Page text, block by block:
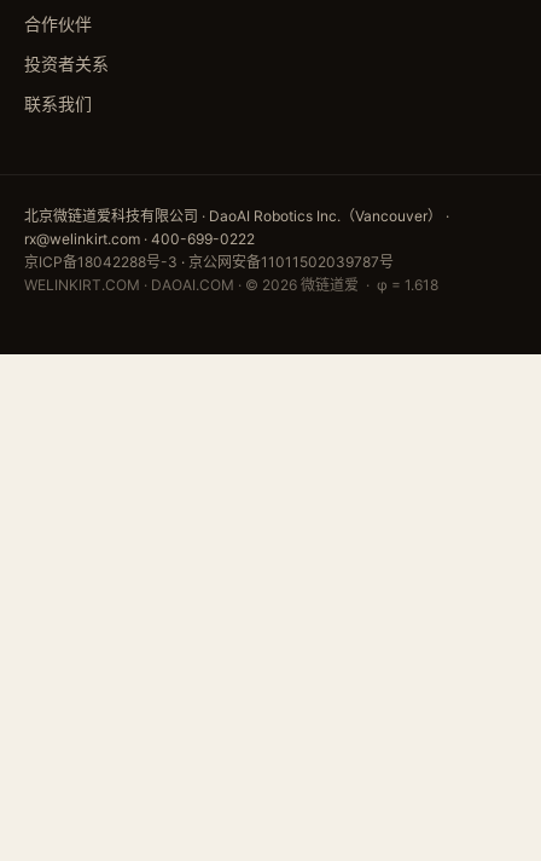
合作伙伴
投资者关系
联系我们
北京微链道爱科技有限公司 · DaoAI Robotics Inc.（Vancouver） ·
rx@welinkirt.com · 400-699-0222
京ICP备18042288号-3 · 京公网安备11011502039787号
WELINKIRT.COM · DAOAI.COM · © 2026 微链道爱 · φ = 1.618